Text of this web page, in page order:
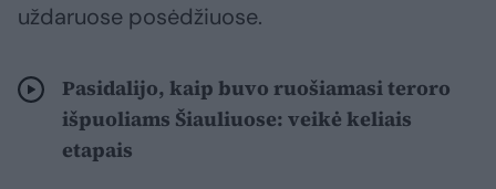
uždaruose posėdžiuose.
Pasidalijo, kaip buvo ruošiamasi teroro
išpuoliams Šiauliuose: veikė keliais
etapais